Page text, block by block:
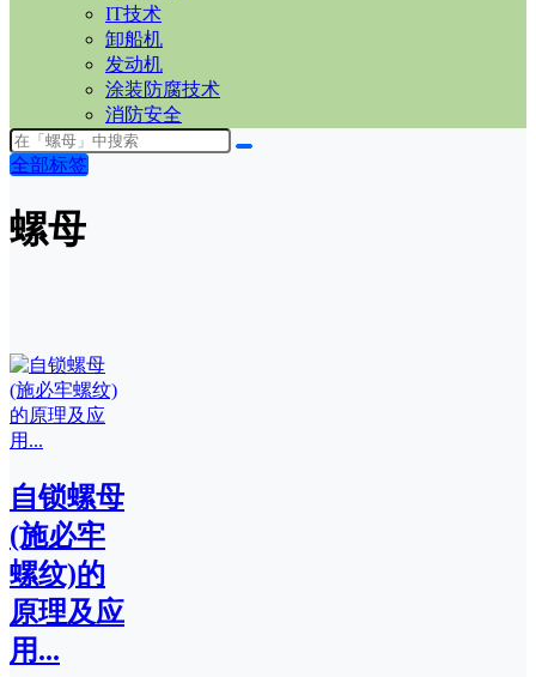
IT技术
卸船机
发动机
涂装防腐技术
消防安全
全部标签
螺母
自锁螺母
(施必牢
螺纹)的
原理及应
用...